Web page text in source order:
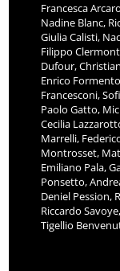
Francesca
Nadine Blanc,
Giulia Calisti,
Filippo
Dufour,
Enrico
Francesconi,
Paolo Gatto,
Cecilia
Marrelli,
Montrosset,
Emiliano Pala,
Ponsetto,
Deniel Pession,
Riccardo
Tigellio